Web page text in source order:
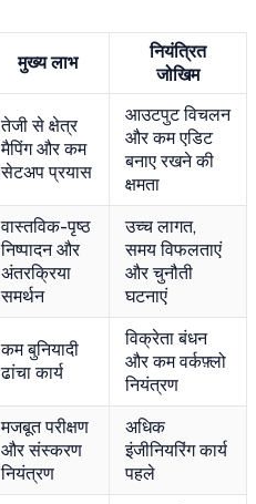
मुख्य लाभ
नियंत्रित
जोखिम
तेजी से क्षेत्र
मैपिंग और कम
सेटअप प्रयास
आउटपुट विचलन
और कम एडिट
बनाए रखने की
क्षमता
वास्तविक-पृष्ठ
निष्पादन और
अंतरक्रिया
समर्थन
उच्च लागत,
समय विफलताएं
और चुनौती
घटनाएं
कम बुनियादी
ढांचा कार्य
विक्रेता बंधन
और कम वर्कफ़्लो
नियंत्रण
मजबूत परीक्षण
और संस्करण
नियंत्रण
अधिक
इंजीनियरिंग कार्य
पहले